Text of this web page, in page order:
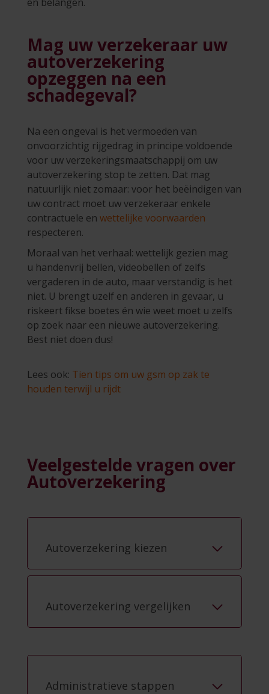
en belangen.
Mag uw verzekeraar uw
autoverzekering
opzeggen na een
schadegeval?
Na een ongeval is het vermoeden van
onvoorzichtig rijgedrag in principe voldoende
voor uw verzekeringsmaatschappij om uw
autoverzekering stop te zetten. Dat mag
natuurlijk niet zomaar: voor het beëindigen van
uw contract moet uw verzekeraar enkele
contractuele en wettelijke voorwaarden
respecteren.
Moraal van het verhaal: wettelijk gezien mag
u handenvrij bellen, videobellen of zelfs
vergaderen in de auto, maar verstandig is het
niet. U brengt uzelf en anderen in gevaar, u
riskeert fikse boetes én wie weet moet u zelfs
op zoek naar een nieuwe autoverzekering.
Best niet doen dus!
Lees ook: Tien tips om uw gsm op zak te
houden terwijl u rijdt
Veelgestelde vragen over
Autoverzekering
Autoverzekering kiezen
Autoverzekering vergelijken
Administratieve stappen